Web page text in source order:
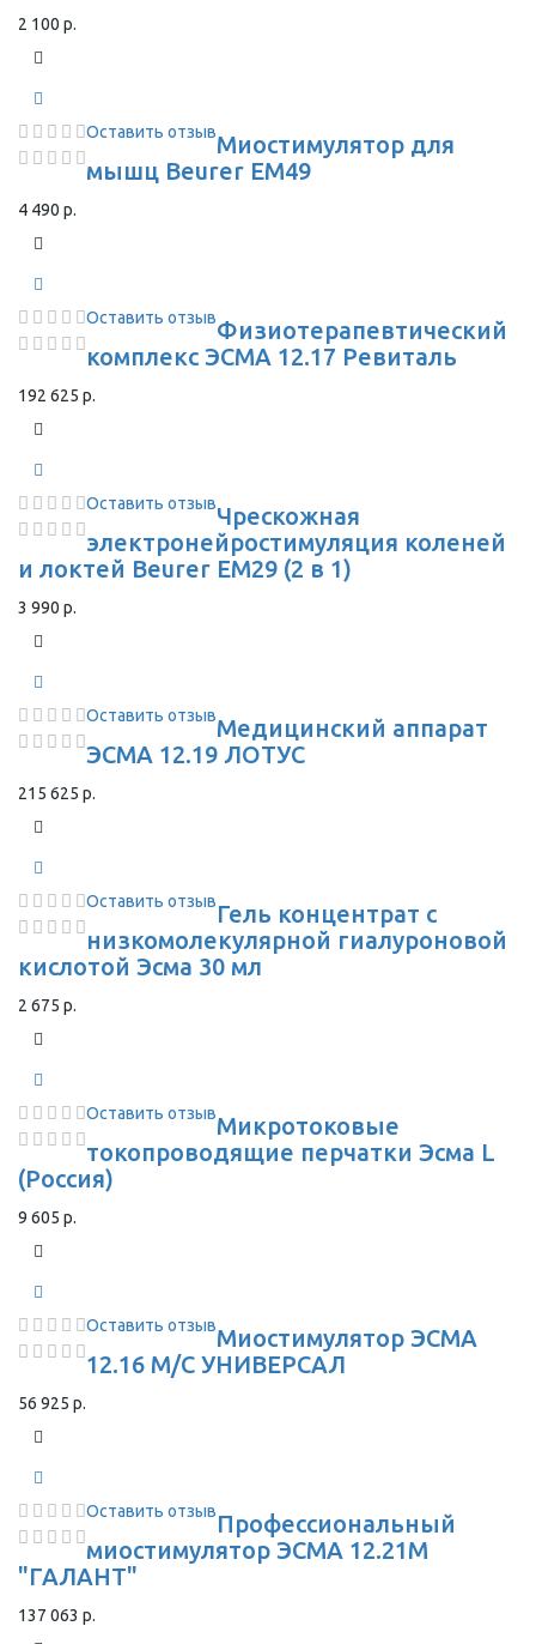
2 100 р.
Оставить отзывМиостимулятор для
мышц Beurer EM49
4 490 р.
Оставить отзывФизиотерапевтический
комплекс ЭСМА 12.17 Ревиталь
192 625 р.
Оставить отзывЧрескожная
электронейростимуляция коленей
и локтей Beurer EM29 (2 в 1)
3 990 р.
Оставить отзывМедицинский аппарат
ЭСМА 12.19 ЛОТУС
215 625 р.
Оставить отзывГель концентрат с
низкомолекулярной гиалуроновой
кислотой Эсма 30 мл
2 675 р.
Оставить отзывМикротоковые
токопроводящие перчатки Эсма L
(Россия)
9 605 р.
Оставить отзывМиостимулятор ЭСМА
12.16 М/С УНИВЕРСАЛ
56 925 р.
Оставить отзывПрофессиональный
миостимулятор ЭСМА 12.21М
"ГАЛАНТ"
137 063 р.